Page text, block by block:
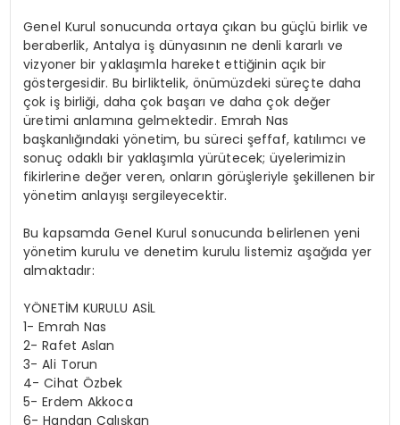
Genel Kurul sonucunda ortaya çıkan bu güçlü birlik ve
beraberlik, Antalya iş dünyasının ne denli kararlı ve
vizyoner bir yaklaşımla hareket ettiğinin açık bir
göstergesidir. Bu birliktelik, önümüzdeki süreçte daha
çok iş birliği, daha çok başarı ve daha çok değer
üretimi anlamına gelmektedir. Emrah Nas
başkanlığındaki yönetim, bu süreci şeffaf, katılımcı ve
sonuç odaklı bir yaklaşımla yürütecek; üyelerimizin
fikirlerine değer veren, onların görüşleriyle şekillenen bir
yönetim anlayışı sergileyecektir.
Bu kapsamda Genel Kurul sonucunda belirlenen yeni
yönetim kurulu ve denetim kurulu listemiz aşağıda yer
almaktadır:
YÖNETİM KURULU ASİL
1- Emrah Nas
2- Rafet Aslan
3- Ali Torun
4- Cihat Özbek
5- Erdem Akkoca
6- Handan Çalışkan